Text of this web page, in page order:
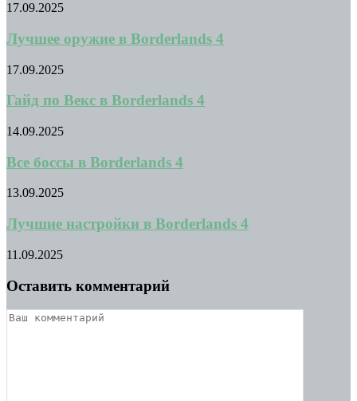
17.09.2025
Лучшее оружие в Borderlands 4
17.09.2025
Гайд по Векс в Borderlands 4
14.09.2025
Все боссы в Borderlands 4
13.09.2025
Лучшие настройки в Borderlands 4
11.09.2025
Оставить комментарий